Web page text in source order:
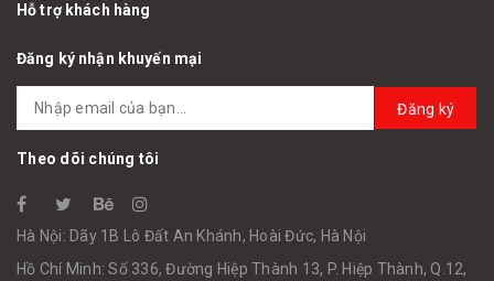
Hỗ trợ khách hàng
Đăng ký nhận khuyến mại
Đăng ký
Theo dõi chúng tôi
Hà Nội: Dãy 1B Lô Đất An Khánh, Hoài Đức, Hà Nội
Hồ Chí Minh: Số 336, Đường Hiệp Thành 13, P. Hiệp Thành, Q.12,